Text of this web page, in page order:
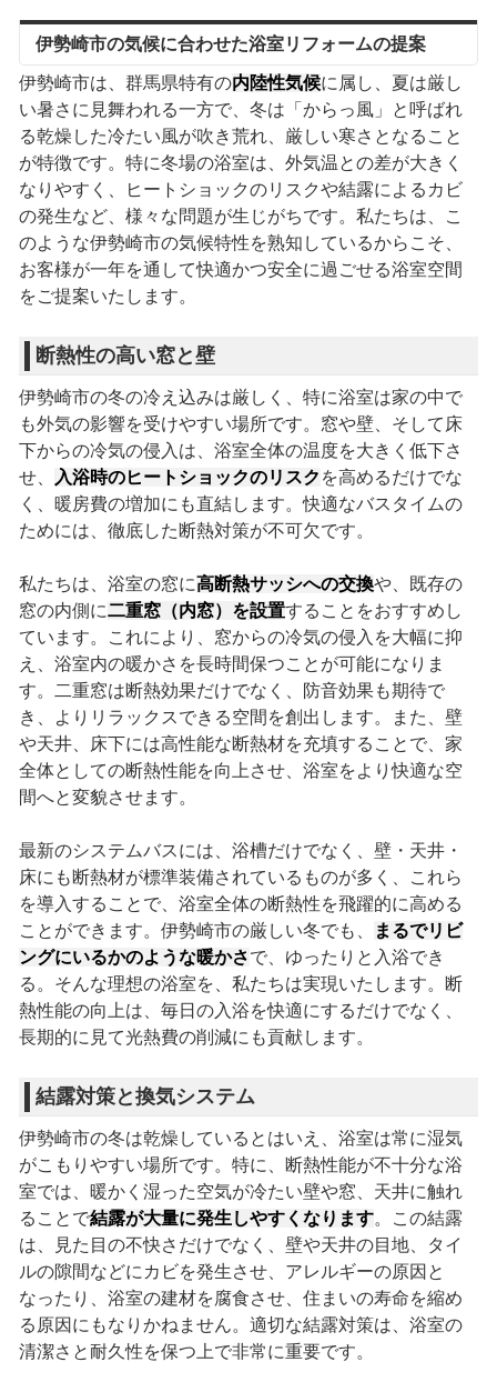
伊勢崎市の気候に合わせた浴室リフォームの提案
伊勢崎市は、群馬県特有の内陸性気候に属し、夏は厳し
い暑さに見舞われる一方で、冬は「からっ風」と呼ばれ
る乾燥した冷たい風が吹き荒れ、厳しい寒さとなること
が特徴です。特に冬場の浴室は、外気温との差が大きく
なりやすく、ヒートショックのリスクや結露によるカビ
の発生など、様々な問題が生じがちです。私たちは、こ
のような伊勢崎市の気候特性を熟知しているからこそ、
お客様が一年を通して快適かつ安全に過ごせる浴室空間
をご提案いたします。
断熱性の高い窓と壁
伊勢崎市の冬の冷え込みは厳しく、特に浴室は家の中で
も外気の影響を受けやすい場所です。窓や壁、そして床
下からの冷気の侵入は、浴室全体の温度を大きく低下さ
せ、
入浴時のヒートショックのリスク を高めるだけでな
く、暖房費の増加にも直結します。快適なバスタイムの
ためには、徹底した断熱対策が不可欠です。
私たちは、浴室の窓に高断熱サッシへの交換や、既存の
窓の内側に二重窓（内窓）を設置することをおすすめし
ています。これにより、窓からの冷気の侵入を大幅に抑
え、浴室内の暖かさを長時間保つことが可能になりま
す。二重窓は断熱効果だけでなく、防音効果も期待で
き、よりリラックスできる空間を創出します。また、壁
や天井、床下には高性能な断熱材を充填することで、家
全体としての断熱性能を向上させ、浴室をより快適な空
間へと変貌させます。
最新のシステムバスには、浴槽だけでなく、壁・天井・
床にも断熱材が標準装備されているものが多く、これら
を導入することで、浴室全体の断熱性を飛躍的に高める
ことができます。伊勢崎市の厳しい冬でも、
まるでリビ
ングにいるかのような暖かさで、ゆったりと入浴でき
る。そんな理想の浴室を、私たちは実現いたします。断
熱性能の向上は、毎日の入浴を快適にするだけでなく、
長期的に見て光熱費の削減にも貢献します。
結露対策と換気システム
伊勢崎市の冬は乾燥しているとはいえ、浴室は常に湿気
がこもりやすい場所です。特に、断熱性能が不十分な浴
室では、暖かく湿った空気が冷たい壁や窓、天井に触れ
ることで結露が大量に発生しやすくなります。この結露
は、見た目の不快さだけでなく、壁や天井の目地、タイ
ルの隙間などにカビを発生させ、アレルギーの原因と
なったり、浴室の建材を腐食させ、住まいの寿命を縮め
る原因にもなりかねません。適切な結露対策は、浴室の
清潔さと耐久性を保つ上で非常に重要です。